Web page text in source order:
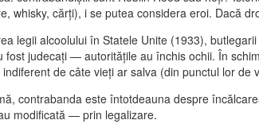
whisky, cărți), i se putea considera eroi. Dacă
legii alcoolului în Statele Unite (1933),
fost judecați — autoritățile au închis ochii. În
de câte vieți ar salva (din punctul lor de
contrabanda este întotdeauna despre
modificată — prin legalizare.